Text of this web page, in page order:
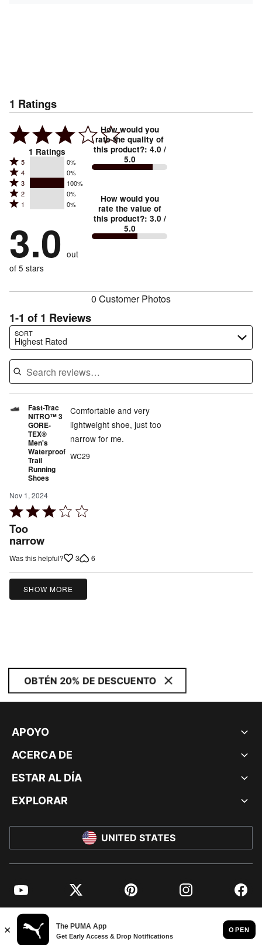
1 Ratings
1 Ratings
Rated
5
stars
by
of
reviewers
5 0%
Rated
4
stars
by
of
reviewers
4 0%
Rated
3
stars
100%
of
reviewers
3 100%
Rated
2
by
0%
of
reviewers
2 0%
Rated
stars
by
0%
of
1 0%
3.0 out
of 5 stars
How would you
rate the quality of
this product?: 4.0 /
5.0
How would you
rate the value of
this product?: 3.0 /
5.0
0 Customer Photos
1-1 of 1 Reviews
SORT
Highest Rated
Search reviews…
Fast-Trac
NITRO™ 3
GORE-
TEX®
Men's
Waterproof
Trail
Running
Shoes
Nov 1, 2024
Rated
3
out
Too
narrow
Comfortable and very
lightweight shoe, just too
narrow for me.
WC29
Was this helpful? 3 6
SHOW MORE
OBTÉN 20% DE DESCUENTO
APOYO
ACERCA DE
ESTAR AL DÍA
EXPLORAR
UNITED STATES
YouTube Twitter Pinterest Instagram
© PUMA NORTH AMERICA, INC.
IMPRINT AND LEGAL DATA